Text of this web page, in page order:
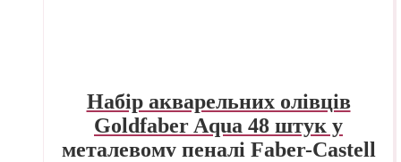
Набір акварельних олівців
Goldfaber Aqua 48 штук у
металевому пеналі Faber-Castell